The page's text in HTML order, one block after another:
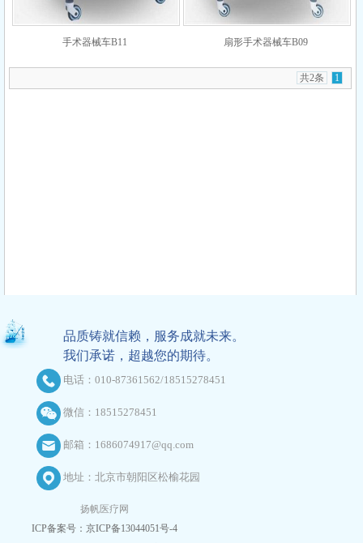
手术器械车B11 扇形手术器械车B09
共2条 1
品质铸就信赖，服务成就未来。
我们承诺，超越您的期待。
扬帆医疗网
ICP备案号：京ICP备13044051号-4
电话：010-87361562/18515278451
微信：18515278451
邮箱：1686074917@qq.com
地址：北京市朝阳区松榆花园